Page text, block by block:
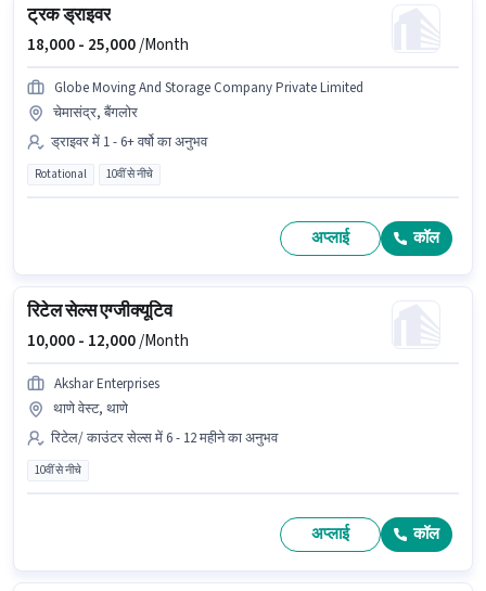
ट्रक ड्राइवर
18,000 - 25,000/Month
Globe Moving And Storage Company Private Limited
चेमासंद्र, बैंगलोर
ड्राइवर में 1 - 6+ वर्षो का अनुभव
Rotational 10वीं से नीचे
अप्लाई कॉल
रिटेल सेल्स एग्जीक्यूटिव
10,000 - 12,000/Month
Akshar Enterprises
थाणे वेस्ट, थाणे
रिटेल/ काउंटर सेल्स में 6 - 12 महीने का अनुभव
10वीं से नीचे
अप्लाई कॉल